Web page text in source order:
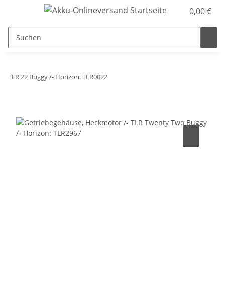
0,00 €
TLR 22 Buggy /- Horizon: TLR0022